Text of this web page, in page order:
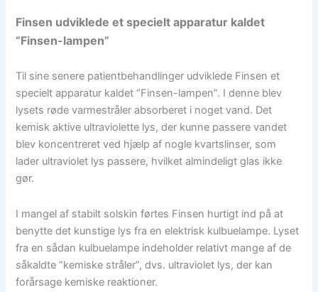
Finsen udviklede et specielt apparatur kaldet
“Finsen-lampen”
Til sine senere patientbehandlinger udviklede Finsen et
specielt apparatur kaldet “Finsen-lampen”. I denne blev
lysets røde varmestråler absorberet i noget vand. Det
kemisk aktive ultraviolette lys, der kunne passere vandet
blev koncentreret ved hjælp af nogle kvartslinser, som
lader ultraviolet lys passere, hvilket almindeligt glas ikke
gør.
I mangel af stabilt solskin førtes Finsen hurtigt ind på at
benytte det kunstige lys fra en elektrisk kulbuelampe. Lyset
fra en sådan kulbuelampe indeholder relativt mange af de
såkaldte “kemiske stråler”, dvs. ultraviolet lys, der kan
forårsage kemiske reaktioner.